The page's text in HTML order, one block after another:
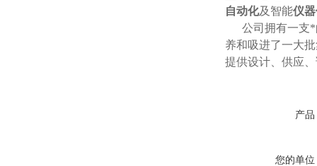
自动化及智能仪
公司拥有一支*
养和吸进了一大
提供设计、供应
产品
您的单位